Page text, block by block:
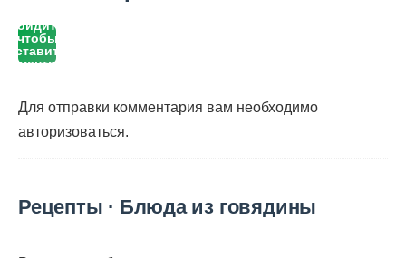
Войдите,
чтобы
оставить
Для отправки комментария вам необходимо
авторизоваться.
Рецепты · Блюда из говядины